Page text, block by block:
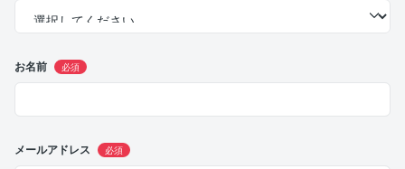
お名前 必須
メールアドレス 必須